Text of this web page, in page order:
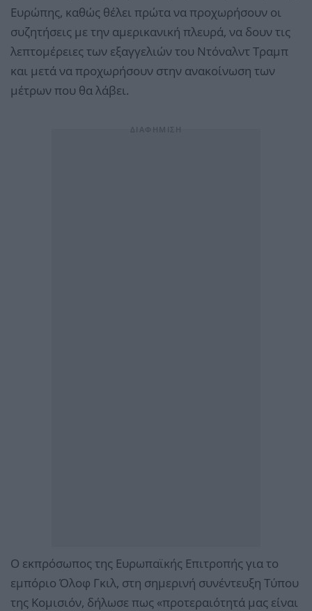
Ευρώπης, καθώς θέλει πρώτα να προχωρήσουν οι
συζητήσεις με την αμερικανική πλευρά, να δουν τις
λεπτομέρειες των εξαγγελιών του Ντόναλντ Τραμπ
και μετά να προχωρήσουν στην ανακοίνωση των
μέτρων που θα λάβει.
Ο εκπρόσωπος της Ευρωπαϊκής Επιτροπής για το
εμπόριο Όλοφ Γκιλ, στη σημερινή συνέντευξη Τύπου
της Κομισιόν, δήλωσε πως «προτεραιότητά μας είναι